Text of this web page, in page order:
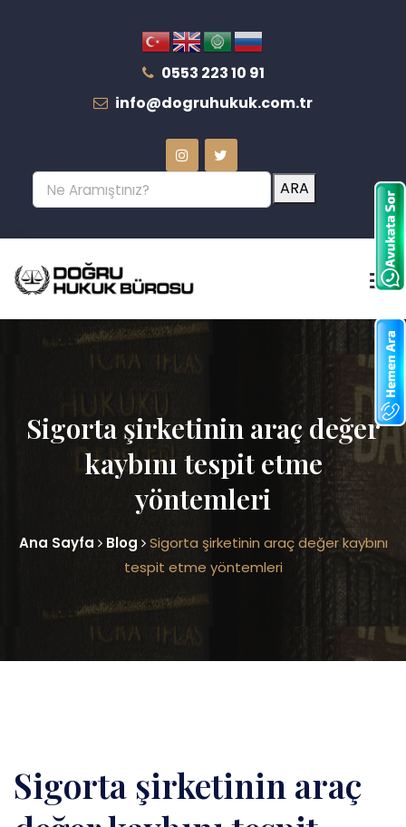
0553 223 10 91
info@dogruhukuk.com.tr
ARA
Sigorta şirketinin araç değer
kaybını tespit etme
yöntemleri
Ana Sayfa Blog
Sigorta şirketinin araç değer kaybını
tespit etme yöntemleri
Sigorta şirketinin araç